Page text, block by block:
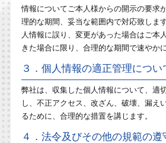
情報についてご本人様からの開示の要求
理的な期間、妥当な範囲内で対応致しま
人情報に誤り、変更があった場合はご本
きた場合に限り、合理的な期間で速やか
３．個人情報の適正管理につい
弊社は、収集した個人情報について、適
し、不正アクセス、改ざん、破壊、漏え
るために、合理的な措置を講じます。
４．法令及びその他の規範の遵